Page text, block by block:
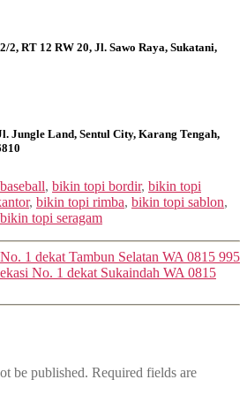
2, RT 12 RW 20, Jl. Sawo Raya, Sukatani,
Jungle Land, Sentul City, Karang Tengah,
, bikin topi bordir, bikin topi
, bikin topi rimba, bikin topi sablon,
bikin topi seragam
1 dekat Tambun Selatan WA 0815 995
No. 1 dekat Sukaindah WA 0815
be published. Required fields are